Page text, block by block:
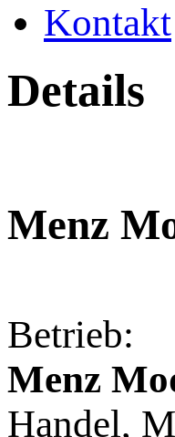
Kontakt
Details
Menz
Betrieb:
Menz
Handel,